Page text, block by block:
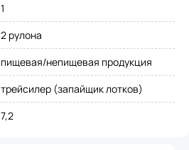
1
2 рулона
пищевая/непищевая продукция
трейсилер (запайщик лотков)
7,2